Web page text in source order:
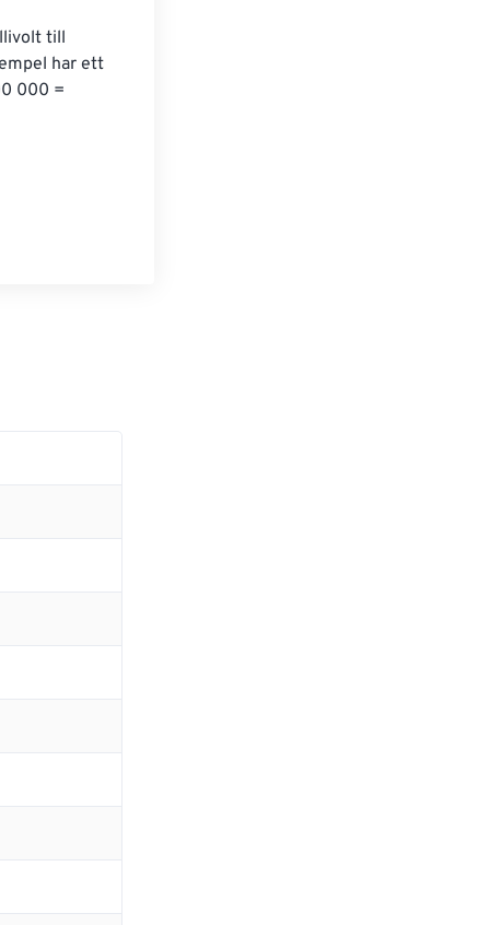
till
har ett
000 =